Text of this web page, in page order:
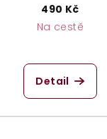
490 Kč
Na cestě
Detail